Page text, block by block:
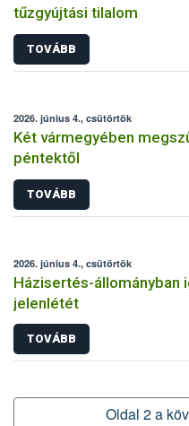
tűzgyújtási tilalom
TOVÁBB
2026. június 4., csütörtök
Két vármegyében
péntektől
TOVÁBB
2026. június 4., csütörtök
Házisertés-állományban
jelenlétét
TOVÁBB
Oldal 2 a